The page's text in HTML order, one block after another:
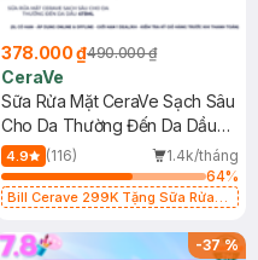
378.000 ₫490.000 ₫
CeraVe
Sữa Rửa Mặt CeraVe Sạch Sâu
Cho Da Thường Đến Da Dầu
473ml
4.9 (116)
1.4k/tháng
64%
Bill Cerave 299K Tặng Sữa Rửa
-37%